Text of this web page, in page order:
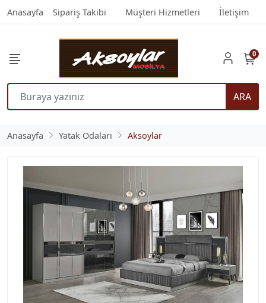
Anasayfa Sipariş Takibi Müşteri Hizmetleri İletişim
ARA
0
Anasayfa Yatak Odaları Aksoylar